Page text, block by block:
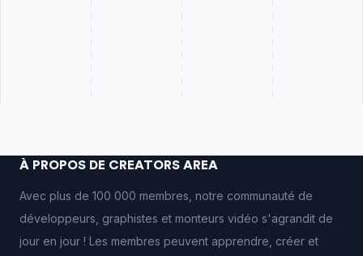
À PROPOS DE CREATORS AREA
Avec plus de 100 000 membres, notre communauté de
développeurs, graphistes et monteurs vidéo s'agrandit de
jour en jour ! Les membres peuvent apprendre, créer et